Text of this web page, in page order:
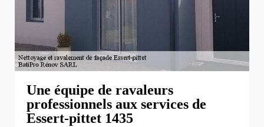
Une équipe de ravaleurs
professionnels aux services de
Essert-pittet 1435